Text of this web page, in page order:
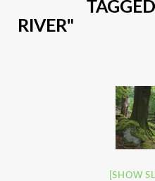
IMAGES
RIVER"
[SHOW